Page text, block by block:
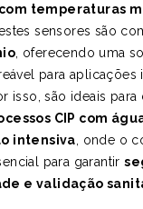
temperaturas
sensores são
, oferecendo uma
para aplicações
isso, são ideais para
CIP com
intensiva , onde o
para garantir
e validação